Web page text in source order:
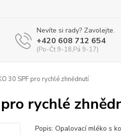
Nevíte si rady? Zavolejte.
+420 608 712 654
(Po-Čt 9-18,Pá 9-17)
30 SPF pro rychlé zhnědnutí
pro rychlé
Popis: Opalovací mléko s